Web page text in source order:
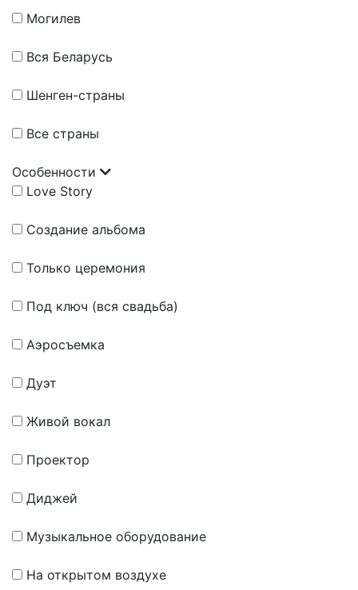
Могилев
Вся Беларусь
Шенген-страны
Все страны
Особенности
Love Story
Создание альбома
Только церемония
Под ключ (вся свадьба)
Аэросъемка
Дуэт
Живой вокал
Проектор
Диджей
Музыкальное оборудование
На открытом воздухе